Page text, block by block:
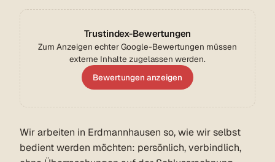
Trustindex-Bewertungen
Zum Anzeigen echter Google-Bewertungen müssen
externe Inhalte zugelassen werden.
Bewertungen anzeigen
Wir arbeiten in Erdmannhausen so, wie wir selbst
bedient werden möchten: persönlich, verbindlich,